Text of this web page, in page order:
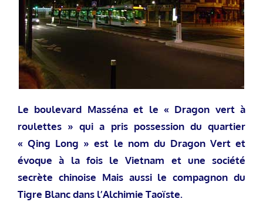
Le boulevard Masséna et le « Dragon vert à
roulettes » qui a pris possession du quartier
« Qing Long » est le nom du Dragon Vert et
évoque à la fois le Vietnam et une société
secrète chinoise Mais aussi le compagnon du
Tigre Blanc dans l’Alchimie Taoïste.